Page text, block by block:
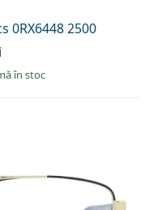
0RX6448 2500
în stoc